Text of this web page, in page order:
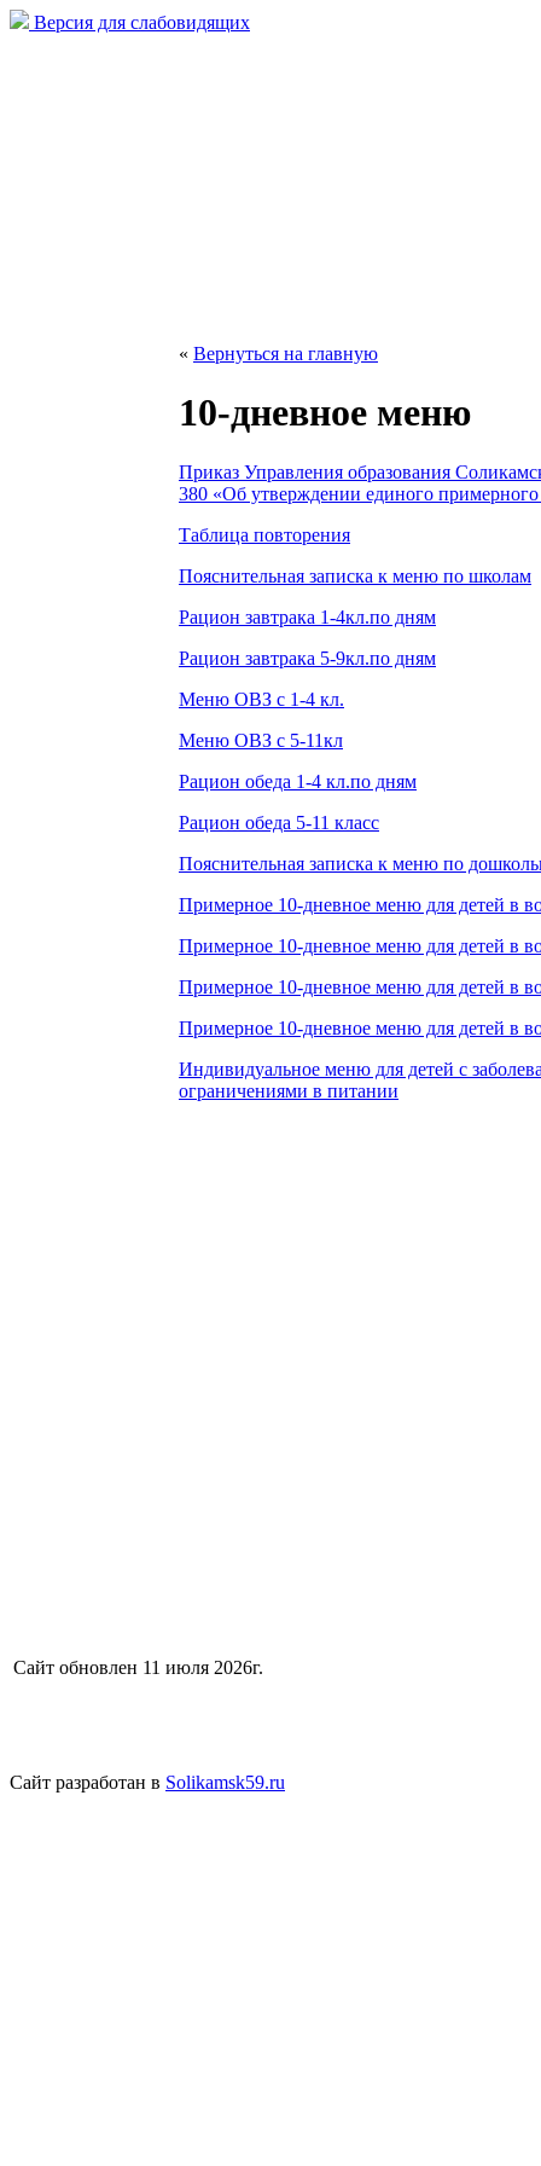
Версия для слабовидящих
« Вернуться на главную
10-дневное меню
Приказ Управления образования
380 «Об утверждении единого
Таблица повторения
Пояснительная записка к меню по школам
Рацион завтрака 1-4кл.по дням
Рацион завтрака 5-9кл.по дням
Меню ОВЗ с 1-4 кл.
Меню ОВЗ с 5-11кл
Рацион обеда 1-4 кл.по дням
Рацион обеда 5-11 класс
Пояснительная записка к меню по
Примерное 10-дневное меню для детей в
Примерное 10-дневное меню для детей в
Примерное 10-дневное меню для детей в
Примерное 10-дневное меню для детей в
Индивидуальное меню для детей с
ограничениями в питании
Сайт обновлен 11 июля 2026г.
Сайт разработан в Solikamsk59.ru